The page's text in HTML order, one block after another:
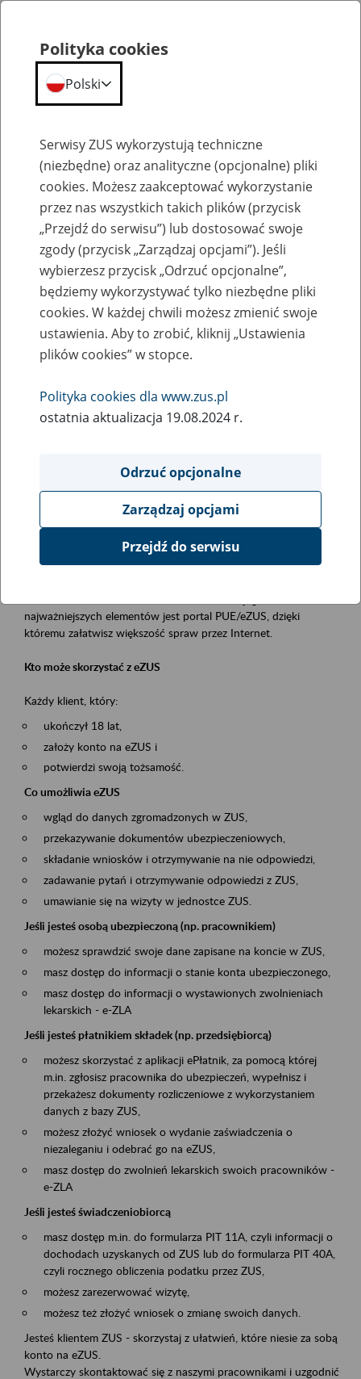
Szkolenia
Zaproś ZUS do siebie - zakładanie profili
eZUS w siedzibie Twojej firmy
Rodzaj wydarzenia
Szkolenia
Obszar merytoryczny
obsługa klientów
Opis wydarzenia
Platforma Usług Elektronicznych ZUS eZUS
najważniejszych elementów jest portal PUE/eZUS, dzięki
któremu załatwisz większość spraw przez Internet.
Kto może skorzystać z eZUS
Każdy klient, który:
ukończył 18 lat,
założy konto na eZUS i
potwierdzi swoją tożsamość.
Co umożliwia eZUS
wgląd do danych zgromadzonych w ZUS,
przekazywanie dokumentów ubezpieczeniowych,
składanie wniosków i otrzymywanie na nie odpowiedzi,
zadawanie pytań i otrzymywanie odpowiedzi z ZUS,
umawianie się na wizyty w jednostce ZUS.
Jeśli jesteś osobą ubezpieczoną (np. pracownikiem)
możesz sprawdzić swoje dane zapisane na koncie w ZUS,
masz dostęp do informacji o stanie konta ubezpieczonego,
masz dostęp do informacji o wystawionych zwolnieniach
lekarskich - e-ZLA
Jeśli jesteś płatnikiem składek (np. przedsiębiorcą)
możesz skorzystać z aplikacji ePłatnik, za pomocą której
m.in. zgłosisz pracownika do ubezpieczeń, wypełnisz i
przekażesz dokumenty rozliczeniowe z wykorzystaniem
danych z bazy ZUS,
możesz złożyć wniosek o wydanie zaświadczenia o
niezaleganiu i odebrać go na eZUS,
masz dostęp do zwolnień lekarskich swoich pracowników -
e-ZLA
Jeśli jesteś świadczeniobiorcą
masz dostęp m.in. do formularza PIT 11A, czyli informacji o
dochodach uzyskanych od ZUS lub do formularza PIT 40A,
czyli rocznego obliczenia podatku przez ZUS,
możesz zarezerwować wizytę,
możesz też złożyć wniosek o zmianę swoich danych.
Jesteś klientem ZUS - skorzystaj z ułatwień, które niesie za sobą
konto na eZUS.
Wystarczy skontaktować się z naszymi pracownikami i uzgodnić
Polityka cookies
Polski
Serwisy ZUS wykorzystują techniczne
(niezbędne) oraz analityczne (opcjonalne) pliki
cookies. Możesz zaakceptować wykorzystanie
przez nas wszystkich takich plików (przycisk
„Przejdź do serwisu”) lub dostosować swoje
zgody (przycisk „Zarządzaj opcjami”). Jeśli
wybierzesz przycisk „Odrzuć opcjonalne”,
będziemy wykorzystywać tylko niezbędne pliki
cookies. W każdej chwili możesz zmienić swoje
ustawienia. Aby to zrobić, kliknij „Ustawienia
plików cookies” w stopce.
Polityka cookies dla www.zus.pl
ostatnia aktualizacja 19.08.2024 r.
Odrzuć opcjonalne
Zarządzaj opcjami
Przejdź do serwisu